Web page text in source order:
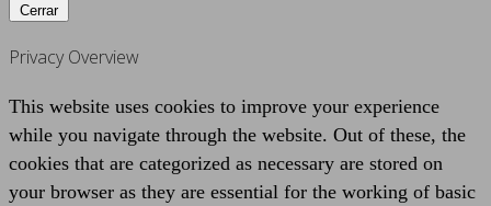
Cerrar
Privacy Overview
This website uses cookies to improve your experience
while you navigate through the website. Out of these, the
cookies that are categorized as necessary are stored on
your browser as they are essential for the working of basic